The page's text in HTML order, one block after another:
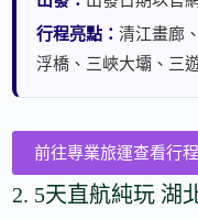
行程亮點：清江畫廊
浮橋、三峽大壩、三
前往專業旅運查看行程
2. 5天直航純玩 湖